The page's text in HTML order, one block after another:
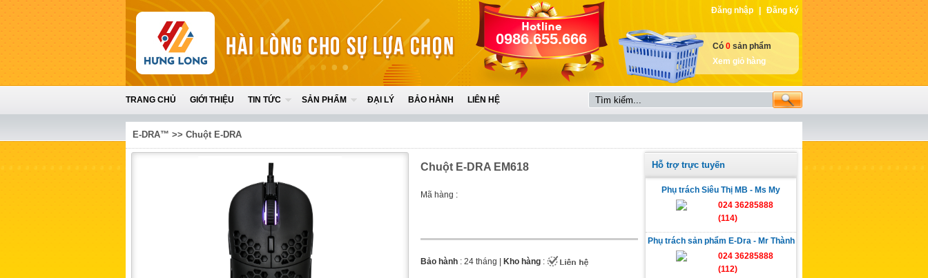
Đăng nhập Đăng ký
0986.655.666 Có 0 sản phẩm
Xem giỏ hàng
TRANG CHỦ GIỚI THIỆU TIN TỨC SẢN PHẨM ĐẠI LÝ BẢO HÀNH LIÊN HỆ
E-DRA™ >> Chuột E-DRA
Hỗ trợ trực tuyến
Phụ trách Siêu Thị MB - Ms My
024 36285888
(114)
Phụ trách sản phẩm E-Dra - Mr Thành
024 36285888
(112)
Chuột E-DRA EM618
Mã hàng :
Bảo hành : 24 tháng | Kho hàng :